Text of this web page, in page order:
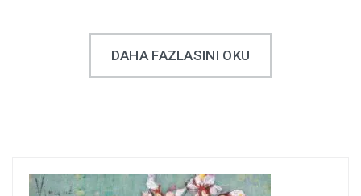
DAHA FAZLASINI OKU